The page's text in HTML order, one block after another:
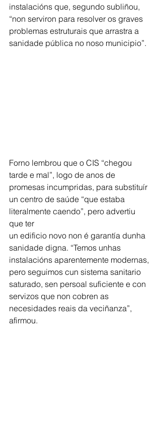
instalacións que, segundo subliñou,
“non serviron para resolver os graves
problemas estruturais que arrastra a
sanidade pública no noso municipio”.
Forno lembrou que o CIS “chegou
tarde e mal”, logo de anos de
promesas incumpridas, para substituír
un centro de saúde “que estaba
literalmente caendo”, pero advertiu
que ter
un edificio novo non é garantía dunha
sanidade digna. “Temos unhas
instalacións aparentemente modernas,
pero seguimos cun sistema sanitario
saturado, sen persoal suficiente e con
servizos que non cobren as
necesidades reais da veciñanza”,
afirmou.